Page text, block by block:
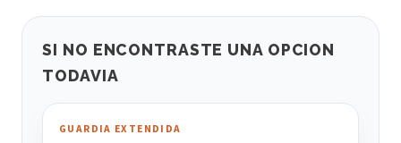
SI NO ENCONTRASTE UNA OPCION
TODAVIA
GUARDIA EXTENDIDA